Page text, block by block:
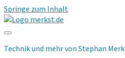
Springe zum Inhalt
merkst.de
Technik und mehr von Stephan Merk